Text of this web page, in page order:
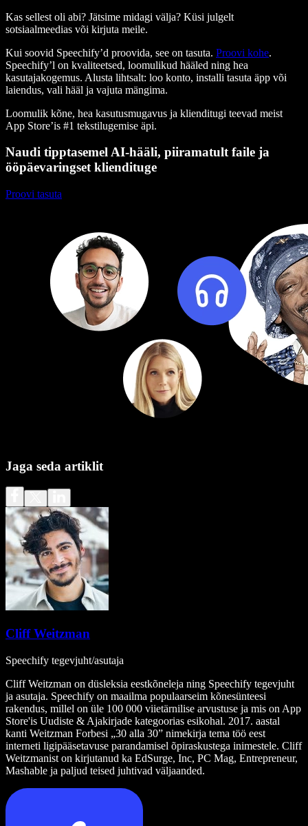
Kas sellest oli abi? Jätsime midagi välja? Küsi julgelt
sotsiaalmeedias või kirjuta meile.
Kui soovid Speechify’d proovida, see on tasuta. Proovi kohe.
Speechify’l on kvaliteetsed, loomulikud hääled ning hea
kasutajakogemus. Alusta lihtsalt: loo konto, installi tasuta äpp või
laiendus, vali hääl ja vajuta mängima.
Loomulik kõne, hea kasutusmugavus ja klienditugi teevad meist
App Store’is #1 tekstilugemise äpi.
Naudi tipptasemel AI-hääli, piiramatult faile ja
ööpäevaringset kliendituge
Proovi tasuta
Jaga seda artiklit
Cliff Weitzman
Speechify tegevjuht/asutaja
Cliff Weitzman on düsleksia eestkõneleja ning Speechify tegevjuht
ja asutaja. Speechify on maailma populaarseim kõnesünteesi
rakendus, millel on üle 100 000 viietärnilise arvustuse ja mis on App
Store'is Uudiste & Ajakirjade kategoorias esikohal. 2017. aastal
kanti Weitzman Forbesi „30 alla 30” nimekirja tema töö eest
interneti ligipääsetavuse parandamisel õpiraskustega inimestele. Cliff
Weitzmanist on kirjutanud ka EdSurge, Inc, PC Mag, Entrepreneur,
Mashable ja paljud teised juhtivad väljaanded.